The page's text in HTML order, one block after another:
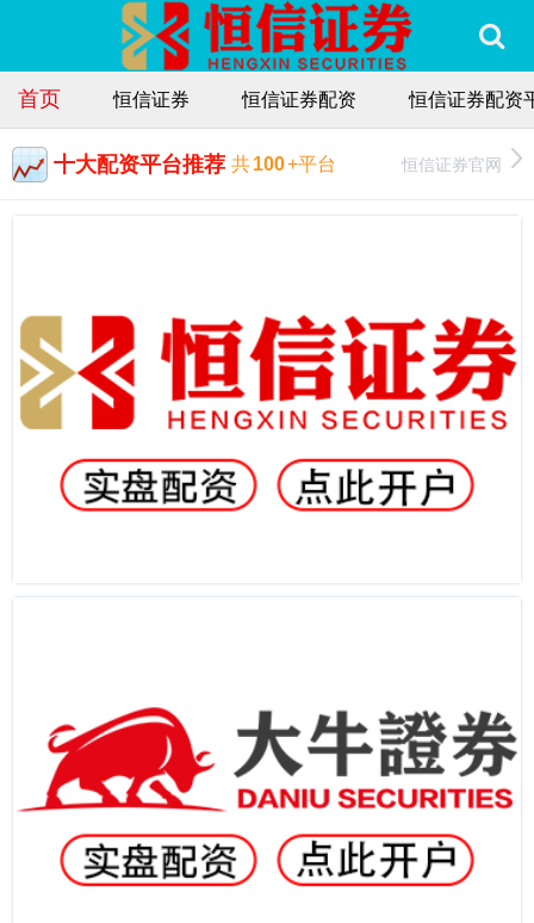
首页 恒信证券 恒信证券配资 恒信证券配资
十大配资平台推荐 共100+平台 恒信证券官网